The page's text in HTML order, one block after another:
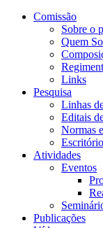
Comissão
Sobre o
Quem
Links
Pesquisa
Linhas
Editais
Normas
Atividades
Eventos
Publicações